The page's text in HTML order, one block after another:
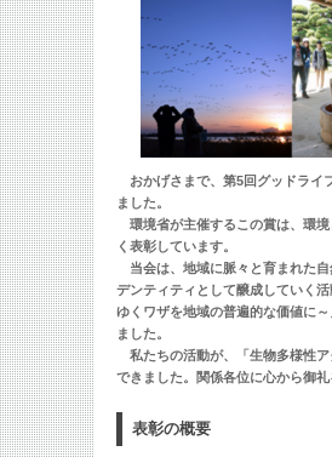
おかげさまで、第5回グッドライ
ました。
環境省が主催するこの賞は、環境
く表彰しています。
当会は、地域に脈々と育まれた自
デンティティとして醸成していく
ゆくワザを地域の普遍的な価値に
ました。
私たちの活動が、「生物多様性ア
できました。関係各位に心から御礼
表彰の概要